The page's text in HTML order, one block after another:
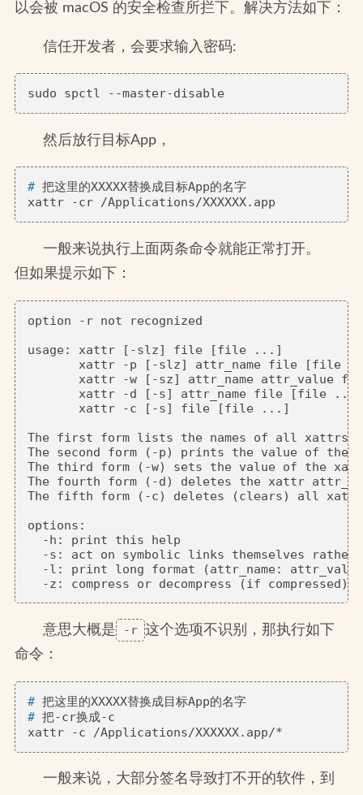
以会被 macOS 的安全检查所拦下。解决方法如下：
信任开发者，会要求输入密码:
然后放行目标App，
# 把这里的XXXXX替换成目标App的名字
一般来说执行上面两条命令就能正常打开。
但如果提示如下：
option -r not recognized
usage: xattr [-slz] file [file ...]
xattr -p [-slz] attr_name file [file
xattr -w [-sz] attr_name attr_value
       xattr -d [-s] attr_name file [file ...]
       xattr -c [-s] file [file ...]
The first form lists the names of all xattrs
The second form (-p) prints the value of the
The third form (-w) sets the value of the
The fourth form (-d) deletes the xattr
The fifth form (-c) deletes (clears) all
options:
  -h: print this help
-s: act on symbolic links themselves rather
-l: print long format (attr_name:
意思大概是 -r 这个选项不识别，那执行如下
命令：
# 把这里的XXXXX替换成目标App的名字
# 把-cr换成-c
一般来说，大部分签名导致打不开的软件，到